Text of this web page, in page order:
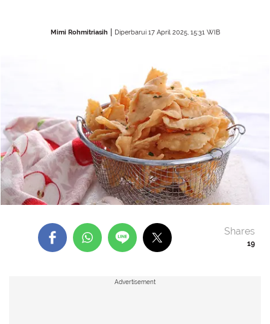
Mimi Rohmitriasih Diperbarui 17 April 2025, 15:31 WIB
19
Shares